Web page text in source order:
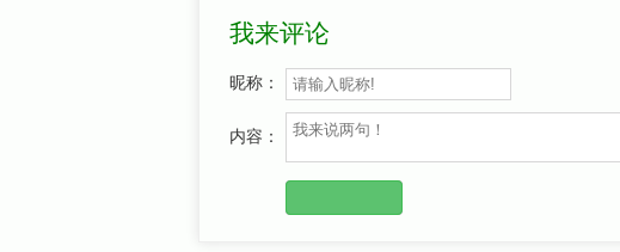
我来评论
昵称：
内容：